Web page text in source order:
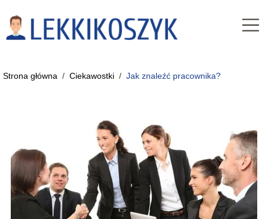
Strona główna / Ciekawostki / Jak znaleźć pracownika?